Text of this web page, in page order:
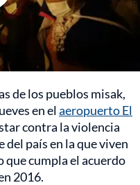
de los pueblos misak,
en elaeropuerto El
contra la violencia
del país en la que viven
cumpla el acuerdo
2016.